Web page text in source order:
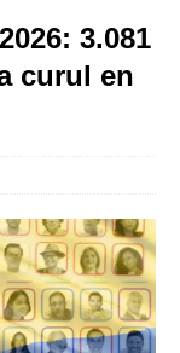
3.081
curul en